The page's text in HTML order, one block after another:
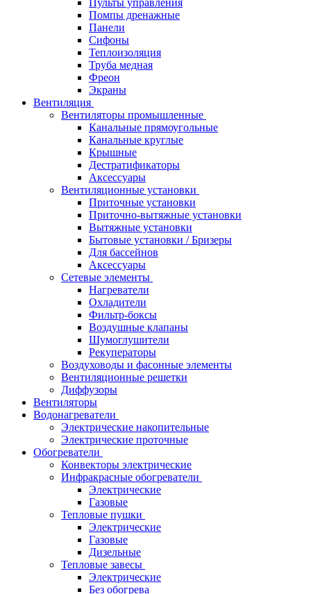
Пульты управления
Помпы дренажные
Панели
Сифоны
Теплоизоляция
Труба медная
Фреон
Экраны
Вентиляция
Вентиляторы промышленные
Канальные прямоугольные
Канальные круглые
Крышные
Дестратификаторы
Аксессуары
Вентиляционные установки
Приточные установки
Приточно-вытяжные установки
Вытяжные установки
Бытовые установки / Бризеры
Для бассейнов
Аксессуары
Сетевые элементы
Нагреватели
Охладители
Фильтр-боксы
Воздушные клапаны
Шумоглушители
Рекуператоры
Воздуховоды и фасонные элементы
Вентиляционные решетки
Диффузоры
Вентиляторы
Водонагреватели
Электрические накопительные
Электрические проточные
Обогреватели
Конвекторы электрические
Инфракрасные обогреватели
Электрические
Газовые
Тепловые пушки
Электрические
Газовые
Дизельные
Тепловые завесы
Электрические
Без обогрева